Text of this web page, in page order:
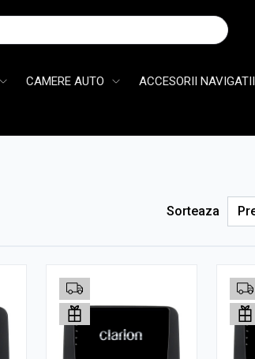
Cauta
CAMERE AUTO ACCESORII NAVIGATII
Sorteaza